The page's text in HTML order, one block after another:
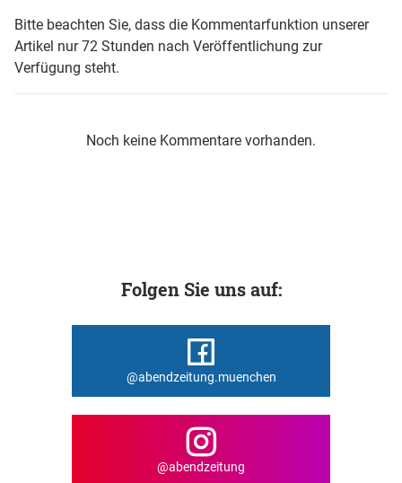
Bitte beachten Sie, dass die Kommentarfunktion unserer
Artikel nur 72 Stunden nach Veröffentlichung zur
Verfügung steht.
Noch keine Kommentare vorhanden.
Folgen Sie uns auf:
@abendzeitung.muenchen
@abendzeitung